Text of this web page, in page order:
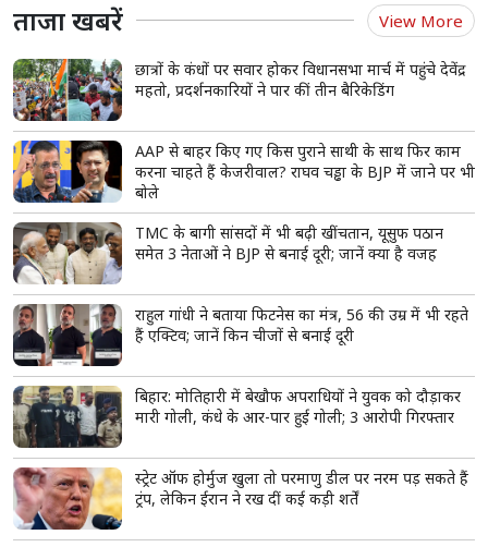
ताजा खबरें View More
छात्रों के कंधों पर सवार होकर विधानसभा मार्च में पहुंचे देवेंद्र
महतो, प्रदर्शनकारियों ने पार कीं तीन बैरिकेडिंग
AAP से बाहर किए गए किस पुराने साथी के साथ फिर काम
करना चाहते हैं केजरीवाल? राघव चड्ढा के BJP में जाने पर भी
बोले
TMC के बागी सांसदों में भी बढ़ी खींचतान, यूसुफ पठान
समेत 3 नेताओं ने BJP से बनाई दूरी; जानें क्या है वजह
राहुल गांधी ने बताया फिटनेस का मंत्र, 56 की उम्र में भी रहते
हैं एक्टिव; जानें किन चीजों से बनाई दूरी
बिहार: मोतिहारी में बेखौफ अपराधियों ने युवक को दौड़ाकर
मारी गोली, कंधे के आर-पार हुई गोली; 3 आरोपी गिरफ्तार
स्ट्रेट ऑफ होर्मुज खुला तो परमाणु डील पर नरम पड़ सकते हैं
ट्रंप, लेकिन ईरान ने रख दीं कई कड़ी शर्तें